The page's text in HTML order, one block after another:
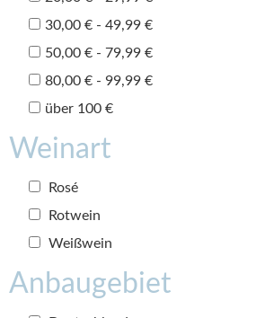
30,00 € - 49,99 €
50,00 € - 79,99 €
80,00 € - 99,99 €
über 100 €
Weinart
Rosé
Rotwein
Weißwein
Anbaugebiet